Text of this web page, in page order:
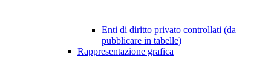
Enti di diritto privato controllati (da
pubblicare in tabelle)
Rappresentazione grafica